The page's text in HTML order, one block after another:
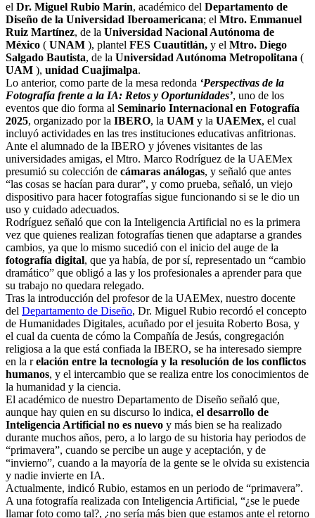
el Dr. Miguel Rubio Marín, académico del Departamento de
Diseño de la Universidad Iberoamericana; el Mtro. Emmanuel
Ruiz Martínez, de la Universidad Nacional Autónoma de
México ( UNAM ), plantel FES Cuautitlán, y el Mtro. Diego
Salgado Bautista, de la Universidad Autónoma Metropolitana (
UAM ), unidad Cuajimalpa.
Lo anterior, como parte de la mesa redonda ‘Perspectivas de la
Fotografía frente a la IA: Retos y Oportunidades’, uno de los
eventos que dio forma al Seminario Internacional en Fotografía
2025, organizado por la IBERO, la UAM y la UAEMex, el cual
incluyó actividades en las tres instituciones educativas anfitrionas.
Ante el alumnado de la IBERO y jóvenes visitantes de las
universidades amigas, el Mtro. Marco Rodríguez de la UAEMex
presumió su colección de cámaras análogas, y señaló que antes
“las cosas se hacían para durar”, y como prueba, señaló, un viejo
dispositivo para hacer fotografías sigue funcionando si se le dio un
uso y cuidado adecuados.
Rodríguez señaló que con la Inteligencia Artificial no es la primera
vez que quienes realizan fotografías tienen que adaptarse a grandes
cambios, ya que lo mismo sucedió con el inicio del auge de la
fotografía digital, que ya había, de por sí, representado un “cambio
dramático” que obligó a las y los profesionales a aprender para que
su trabajo no quedara relegado.
Tras la introducción del profesor de la UAEMex, nuestro docente
del Departamento de Diseño, Dr. Miguel Rubio recordó el concepto
de Humanidades Digitales, acuñado por el jesuita Roberto Bosa, y
el cual da cuenta de cómo la Compañía de Jesús, congregación
religiosa a la que está confiada la IBERO, se ha interesado siempre
en la relación entre la tecnología y la resolución de los conflictos
humanos, y el intercambio que se realiza entre los conocimientos de
la humanidad y la ciencia.
El académico de nuestro Departamento de Diseño señaló que,
aunque hay quien en su discurso lo indica, el desarrollo de
Inteligencia Artificial no es nuevo y más bien se ha realizado
durante muchos años, pero, a lo largo de su historia hay periodos de
“primavera”, cuando se percibe un auge y aceptación, y de
“invierno”, cuando a la mayoría de la gente se le olvida su existencia
y nadie invierte en IA.
Actualmente, indicó Rubio, estamos en un periodo de “primavera”.
A una fotografía realizada con Inteligencia Artificial, “¿se le puede
llamar foto como tal?, ¿no sería más bien que estamos ante el retorno